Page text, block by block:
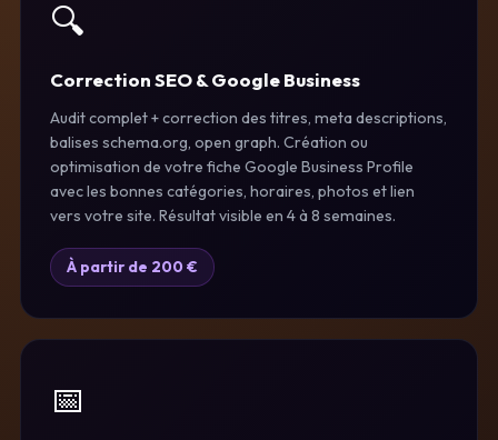
🔍
Correction SEO & Google Business
Audit complet + correction des titres, meta descriptions,
balises schema.org, open graph. Création ou
optimisation de votre fiche Google Business Profile
avec les bonnes catégories, horaires, photos et lien
vers votre site. Résultat visible en 4 à 8 semaines.
À partir de 200 €
📅